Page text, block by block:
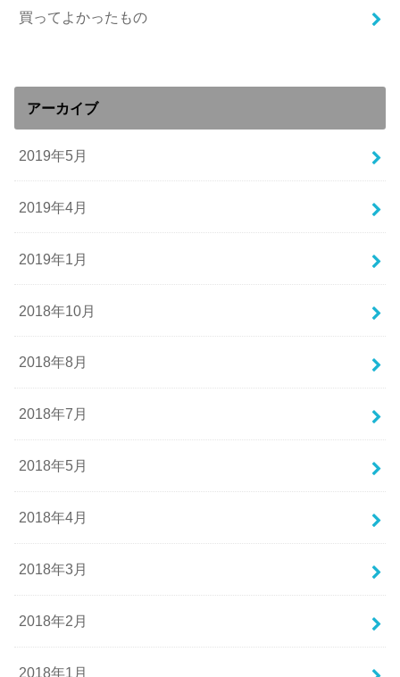
買ってよかったもの
アーカイブ
2019年5月
2019年4月
2019年1月
2018年10月
2018年8月
2018年7月
2018年5月
2018年4月
2018年3月
2018年2月
2018年1月